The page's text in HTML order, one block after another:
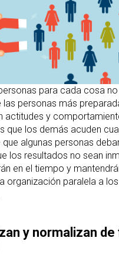
para cada cosa
personas más
actitudes y
que los demás acuden
que algunas personas
los resultados no sean
en el tiempo y
organización paralela a
y normalizan